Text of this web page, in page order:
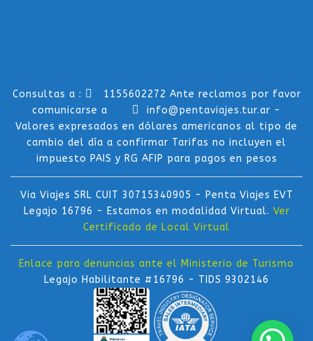
Consultas a :
1155602272 Ante reclamos por favor
comunicarse a
info@pentaviajes.tur.ar -
Valores expresados en dólares americanos al tipo de
cambio del día a confirmar Tarifas no incluyen el
impuesto PAIS y RG AFIP para pagos en pesos
Via Viajes SRL CUIT 30715340905 - Penta Viajes EVT
Legajo 16796 - Estamos en modalidad Virtual. Ver
Certificado de Local Virtual
Enlace para denuncias ante el Ministerio de Turismo
Legajo Habilitante #16796 - TIDS 9302146